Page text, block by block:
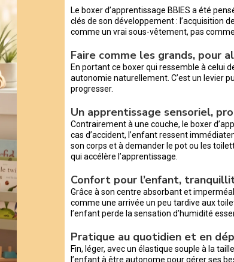
Le boxer d’apprentissage BBIES a été
clés de son développement : l’acquisition
comme un vrai sous-vêtement, pas
Faire comme les grands, pour
En portant ce boxer qui ressemble à celui
autonomie naturellement. C’est un levier
progresser.
Un apprentissage sensoriel,
Contrairement à une couche, le boxer
cas d’accident, l’enfant ressent
son corps et à demander le pot ou les
qui accélère l’apprentissage.
Confort pour l’enfant,
Grâce à son centre absorbant et
comme une arrivée un peu tardive aux
l’enfant perde la sensation d’humidité
Pratique au quotidien et en
Fin, léger, avec un élastique souple à la
l’enfant à être autonome pour gérer ses